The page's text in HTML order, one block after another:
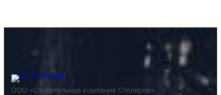
ООО «Строительная компания Столяров»